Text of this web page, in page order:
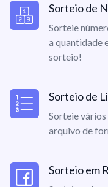
Sorteio de
Sorteie
a quantidade
sorteio!
Sorteio de
Sorteie vários
arquivo de
Sorteio em